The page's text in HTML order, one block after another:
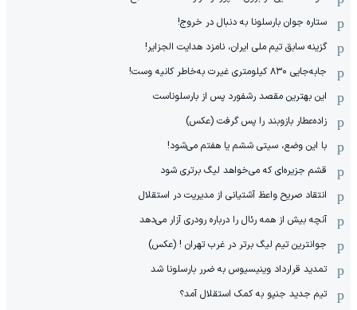
ستاره جوان بارسلونا به دنبال در خروج!
گزینه سابق تیم ملی ایران، نامزد هدایت الجزایر!
جابه‌جایی ۸۳۰ کیلومتری غیرت به‌خاطر کانیه وست!
این بهترین مقصد رشفورد پس از بارسلوناست
زاده‌عطار بازوبند را پس گرفت (عکس)
با این وضع، سیتی ششم یا هفتم می‌شود!
قشم جزیره‌ای که می‌خواهد لیگ برتری شود
انتقاد صریح واعظ آشتیانی از مدیریت در استقلال
آنچه بیش از همه رئال را درباره رودری آزار می‌دهد
جوانترین تیم لیگ برتر در غرب تهران ! (عکس)
تمدید قرارداد وینیسیوس به ضرر بارسلونا شد
تیم جدید جنپو به کمک استقلال آمد؟